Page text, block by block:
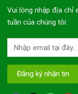
Vui lòng nhập địa chỉ
tuần của chúng tôi: